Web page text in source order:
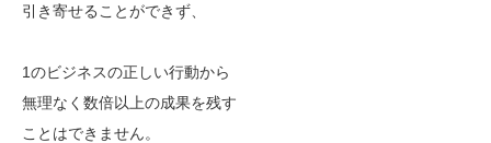
引き寄せることができず、
1のビジネスの正しい行動から
無理なく数倍以上の成果を残す
ことはできません。